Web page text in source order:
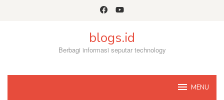
blogs.id
Berbagi informasi seputar technology
MENU